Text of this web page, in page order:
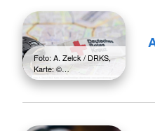
Foto: A. Zelck / DRKS,
Karte: ©…